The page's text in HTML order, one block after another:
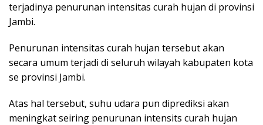
terjadinya penurunan intensitas curah hujan di provinsi
Jambi.
Penurunan intensitas curah hujan tersebut akan
secara umum terjadi di seluruh wilayah kabupaten kota
se provinsi Jambi.
Atas hal tersebut, suhu udara pun diprediksi akan
meningkat seiring penurunan intensits curah hujan